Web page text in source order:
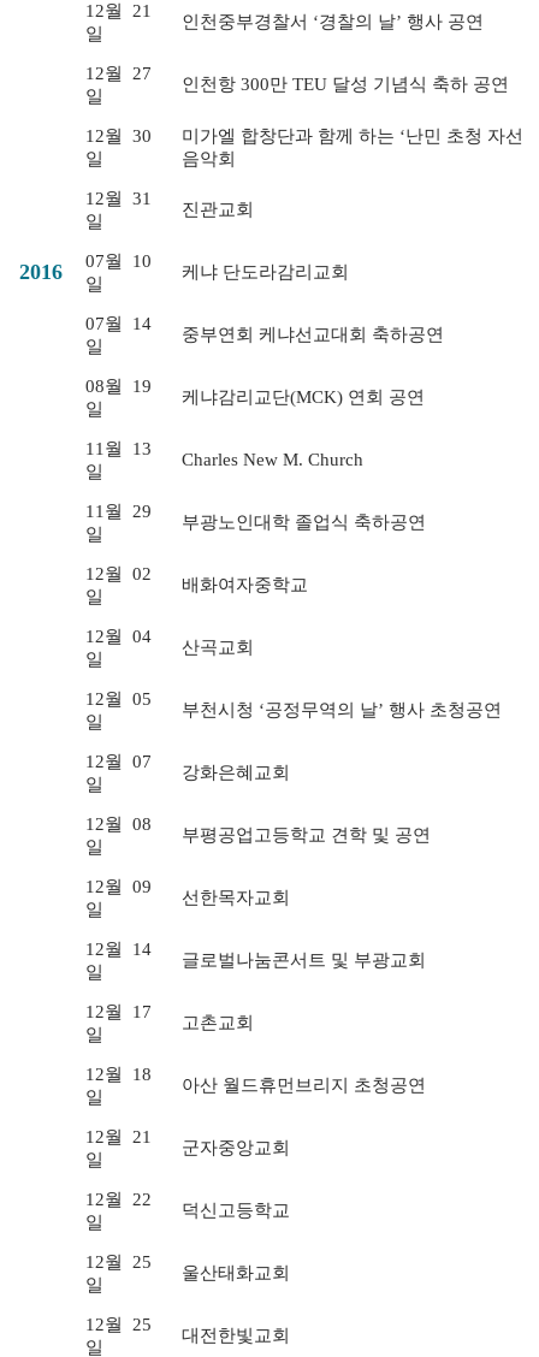
12월
21
일
인천중부경찰서 ‘경찰의 날’ 행사 공연
12월
27
일
인천항 300만 TEU 달성 기념식 축하 공연
12월
30
일
미가엘 합창단과 함께 하는 ‘난민 초청 자선
음악회
12월
31
일
진관교회
2016 07월
10
일
케냐 단도라감리교회
07월
14
일
중부연회 케냐선교대회 축하공연
08월
19
일
케냐감리교단(MCK) 연회 공연
11월
13
일
Charles New M. Church
11월
29
일
부광노인대학 졸업식 축하공연
12월
02
일
배화여자중학교
12월
04
일
산곡교회
12월
05
일
부천시청 ‘공정무역의 날’ 행사 초청공연
12월
07
일
강화은혜교회
12월
08
일
부평공업고등학교 견학 및 공연
12월
09
일
선한목자교회
12월
14
일
글로벌나눔콘서트 및 부광교회
12월
17
일
고촌교회
12월
18
일
아산 월드휴먼브리지 초청공연
12월
21
일
군자중앙교회
12월
22
일
덕신고등학교
12월
25
일
울산태화교회
12월
25
일
대전한빛교회